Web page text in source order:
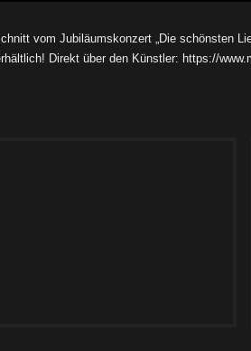
vom Jubiläumskonzert „Die schönsten
Direkt über den Künstler: https://